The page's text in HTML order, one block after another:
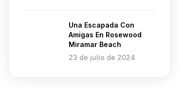
23 de julio de 2024
Una Escapada Con
Amigas En Rosewood
Miramar Beach